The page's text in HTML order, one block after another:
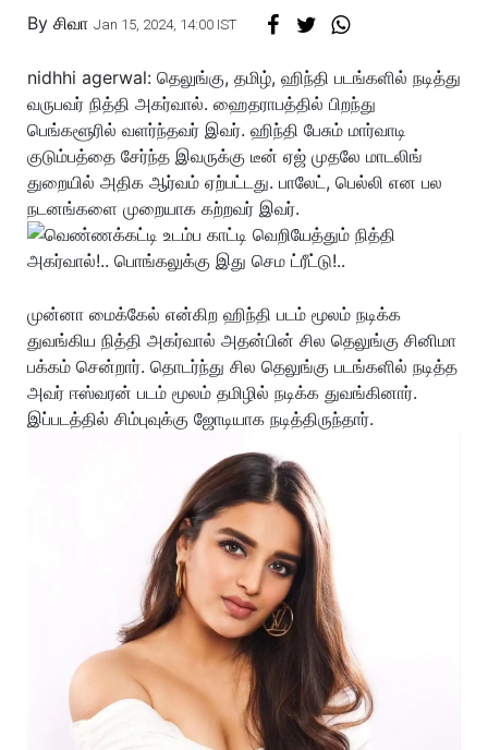
By சிவா Jan 15, 2024, 14:00 IST
nidhhi agerwal: தெலுங்கு, தமிழ், ஹிந்தி படங்களில் நடித்து
வருபவர் நித்தி அகர்வால். ஹைதராபத்தில் பிறந்து
பெங்களூரில் வளர்ந்தவர் இவர். ஹிந்தி பேசும் மார்வாடி
குடும்பத்தை சேர்ந்த இவருக்கு டீன் ஏஜ் முதலே மாடலிங்
துறையில் அதிக ஆர்வம் ஏற்பட்டது. பாலேட், பெல்லி என பல
நடனங்களை முறையாக கற்றவர் இவர்.
முன்னா மைக்கேல் என்கிற ஹிந்தி படம் மூலம் நடிக்க
துவங்கிய நித்தி அகர்வால் அதன்பின் சில தெலுங்கு சினிமா
பக்கம் சென்றார். தொடர்ந்து சில தெலுங்கு படங்களில் நடித்த
அவர் ஈஸ்வரன் படம் மூலம் தமிழில் நடிக்க துவங்கினார்.
இப்படத்தில் சிம்புவுக்கு ஜோடியாக நடித்திருந்தார்.